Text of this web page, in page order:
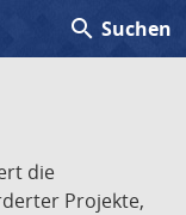
search Suchen
die
Projekte,